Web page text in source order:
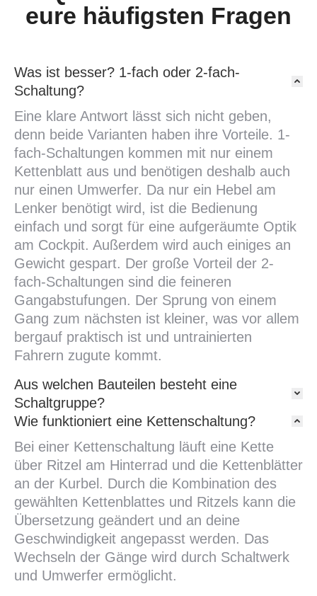
eure häufigsten Fragen
Was ist besser? 1-fach oder 2-fach-
Schaltung?
Eine klare Antwort lässt sich nicht geben,
denn beide Varianten haben ihre Vorteile. 1-
fach-Schaltungen kommen mit nur einem
Kettenblatt aus und benötigen deshalb auch
nur einen Umwerfer. Da nur ein Hebel am
Lenker benötigt wird, ist die Bedienung
einfach und sorgt für eine aufgeräumte Optik
am Cockpit. Außerdem wird auch einiges an
Gewicht gespart. Der große Vorteil der 2-
fach-Schaltungen sind die feineren
Gangabstufungen. Der Sprung von einem
Gang zum nächsten ist kleiner, was vor allem
bergauf praktisch ist und untrainierten
Fahrern zugute kommt.
Aus welchen Bauteilen besteht eine
Schaltgruppe?
Wie funktioniert eine Kettenschaltung?
Bei einer Kettenschaltung läuft eine Kette
über Ritzel am Hinterrad und die Kettenblätter
an der Kurbel. Durch die Kombination des
gewählten Kettenblattes und Ritzels kann die
Übersetzung geändert und an deine
Geschwindigkeit angepasst werden. Das
Wechseln der Gänge wird durch Schaltwerk
und Umwerfer ermöglicht.